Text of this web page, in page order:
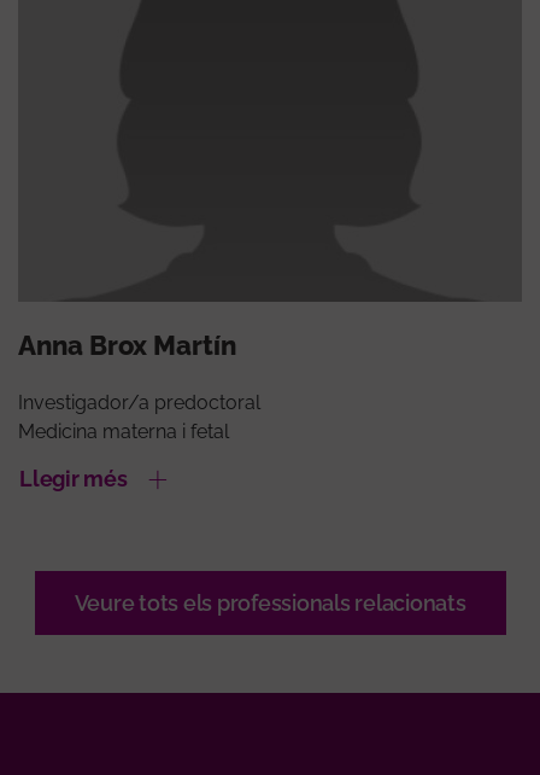
Anna Brox Martín
Investigador/a predoctoral
Medicina materna i fetal
Llegir més
Veure tots els professionals relacionats